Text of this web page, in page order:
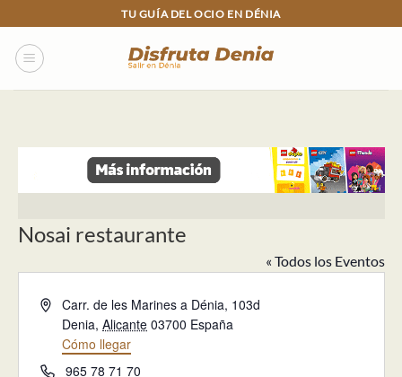
to
content
TU GUÍA DEL OCIO EN DÉNIA
Nosai restaurante
« Todos los Eventos
DirecciónCarr. de les Marines a Dénia, 103d
Denia, Alicante 03700 España
Cómo llegar
Teléfono965 78 71 70